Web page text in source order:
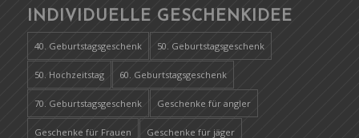
INDIVIDUELLE GESCHENKIDEE
40. Geburtstagsgeschenk 50. Geburtstagsgeschenk
50. Hochzeitstag 60. Geburtstagsgeschenk
70. Geburtstagsgeschenk Geschenke für angler
Geschenke für Frauen Geschenke für jäger